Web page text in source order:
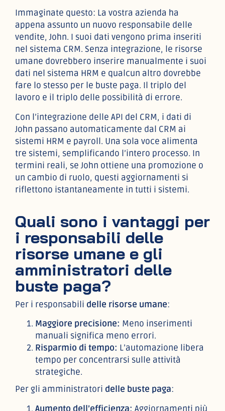
Immaginate questo: La vostra azienda ha
appena assunto un nuovo responsabile delle
vendite, John. I suoi dati vengono prima inseriti
nel sistema CRM. Senza integrazione, le risorse
umane dovrebbero inserire manualmente i suoi
dati nel sistema HRM e qualcun altro dovrebbe
fare lo stesso per le buste paga. Il triplo del
lavoro e il triplo delle possibilità di errore.
Con l’integrazione delle API del CRM, i dati di
John passano automaticamente dal CRM ai
sistemi HRM e payroll. Una sola voce alimenta
tre sistemi, semplificando l’intero processo. In
termini reali, se John ottiene una promozione o
un cambio di ruolo, questi aggiornamenti si
riflettono istantaneamente in tutti i sistemi.
Quali sono i vantaggi per
i responsabili delle
risorse umane e gli
amministratori delle
buste paga?
Per i responsabili delle risorse umane:
Maggiore precisione: Meno inserimenti
manuali significa meno errori.
Risparmio di tempo: L’automazione libera
tempo per concentrarsi sulle attività
strategiche.
Per gli amministratori delle buste paga:
Aumento dell’efficienza: Aggiornamenti più